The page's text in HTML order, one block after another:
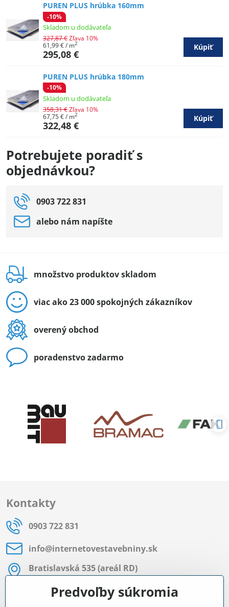
PUREN PLUS hrúbka 160mm
-10%
Skladom u dodávateľa
295,08 €
327,87 €Zľava 10%
61,99 €/ m2 Kúpiť
PUREN PLUS hrúbka 180mm
-10%
Skladom u dodávateľa
322,48 €
358,31 €Zľava 10%
67,75 €/ m2 Kúpiť
Potrebujete poradiť s
objednávkou?
0903 722 831
alebo nám napíšte
množstvo produktov skladom
viac ako 23 000 spokojných zákazníkov
overený obchod
poradenstvo zadarmo
Kontakty
0903 722 831
info​@internetovestavebniny​.sk
Bratislavská 535 (areál RD)
Most pri Bratislave
Pon - Pia 8:00 - 11:30 a 12:15 - 15:30
Predvoľby súkromia